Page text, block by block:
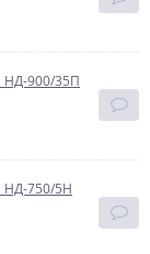
НД-900/35П
НД-750/5Н